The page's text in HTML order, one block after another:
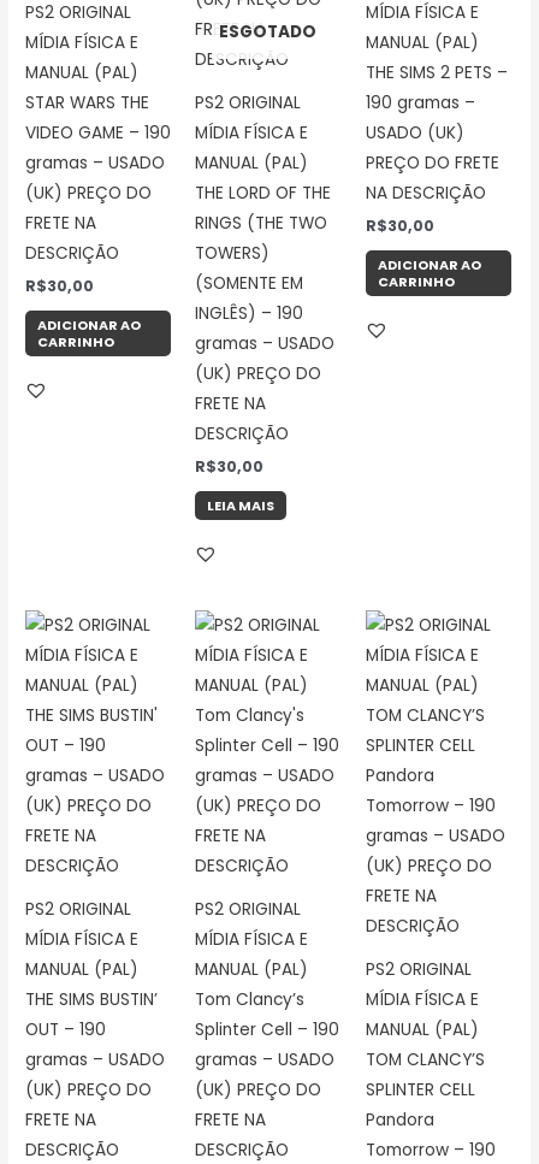
PS2 ORIGINAL
MÍDIA FÍSICA E
MANUAL (PAL)
STAR WARS THE
VIDEO GAME – 190
gramas – USADO
(UK) PREÇO DO
FRETE NA
DESCRIÇÃO
R$30,00
ADICIONAR AO
CARRINHO
ESGOTADO
PS2 ORIGINAL
MÍDIA FÍSICA E
MANUAL (PAL)
THE LORD OF THE
RINGS (THE TWO
TOWERS)
(SOMENTE EM
INGLÊS) – 190
gramas – USADO
(UK) PREÇO DO
FRETE NA
DESCRIÇÃO
R$30,00
LEIA MAIS
MÍDIA FÍSICA E
MANUAL (PAL)
THE SIMS 2 PETS –
190 gramas –
USADO (UK)
PREÇO DO FRETE
NA DESCRIÇÃO
R$30,00
ADICIONAR AO
CARRINHO
PS2 ORIGINAL
MÍDIA FÍSICA E
MANUAL (PAL)
THE SIMS BUSTIN’
OUT – 190
gramas – USADO
(UK) PREÇO DO
FRETE NA
DESCRIÇÃO
PS2 ORIGINAL
MÍDIA FÍSICA E
MANUAL (PAL)
Tom Clancy’s
Splinter Cell – 190
gramas – USADO
(UK) PREÇO DO
FRETE NA
DESCRIÇÃO
PS2 ORIGINAL
MÍDIA FÍSICA E
MANUAL (PAL)
TOM CLANCY’S
SPLINTER CELL
Pandora
Tomorrow – 190